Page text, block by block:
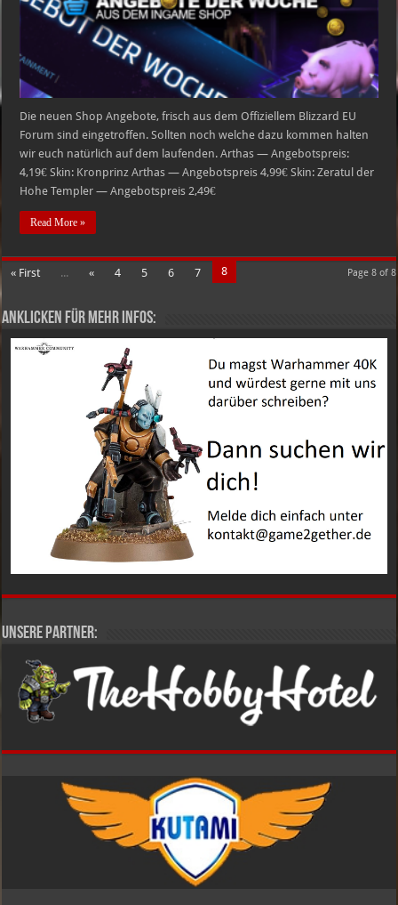
Die neuen Shop Angebote, frisch aus dem Offiziellem Blizzard EU
Forum sind eingetroffen. Sollten noch welche dazu kommen halten
wir euch natürlich auf dem laufenden. Arthas — Angebotspreis:
4,19€ Skin: Kronprinz Arthas — Angebotspreis 4,99€ Skin: Zeratul der
Hohe Templer — Angebotspreis 2,49€
Read More »
Page 8 of 8
« First ... « 4 5 6 7 8
Anklicken für mehr Infos:
Unsere Partner: